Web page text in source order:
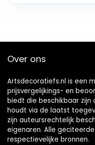
Over ons
Artsdecoratiefs.nl is een
prijsvergelijkings- en
biedt die beschikbaar
houdt via de laatst
zijn auteursrechtelijk
eigenaren. Alle
respectievelijke bronnen.